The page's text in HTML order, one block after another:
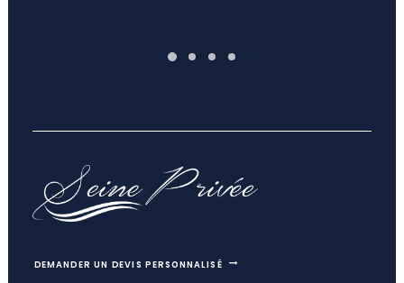
DEMANDER UN DEVIS PERSONNALISÉ